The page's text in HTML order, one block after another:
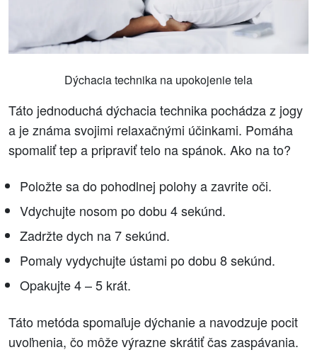
Dýchacia technika na upokojenie tela
Táto jednoduchá dýchacia technika pochádza z jogy
a je známa svojimi relaxačnými účinkami. Pomáha
spomaliť tep a pripraviť telo na spánok. Ako na to?
Položte sa do pohodlnej polohy a zavrite oči.
Vdychujte nosom po dobu 4 sekúnd.
Zadržte dych na 7 sekúnd.
Pomaly vydychujte ústami po dobu 8 sekúnd.
Opakujte 4 – 5 krát.
Táto metóda spomaľuje dýchanie a navodzuje pocit
uvoľnenia, čo môže výrazne skrátiť čas zaspávania.